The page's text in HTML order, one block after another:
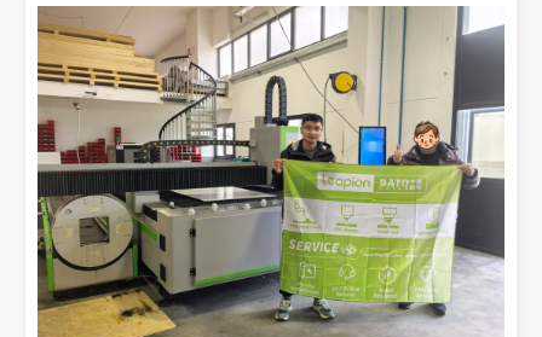
إزالة الطلاء بالليزر، عليك اختيار أفضل طريقة لإزالة الطلاء